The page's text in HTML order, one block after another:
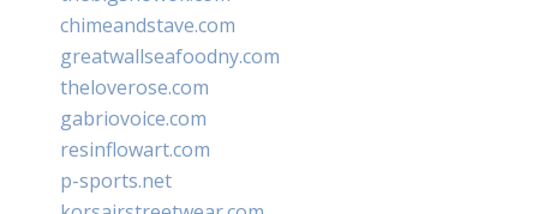
chimeandstave.com
greatwallseafoodny.com
theloverose.com
gabriovoice.com
resinflowart.com
p-sports.net